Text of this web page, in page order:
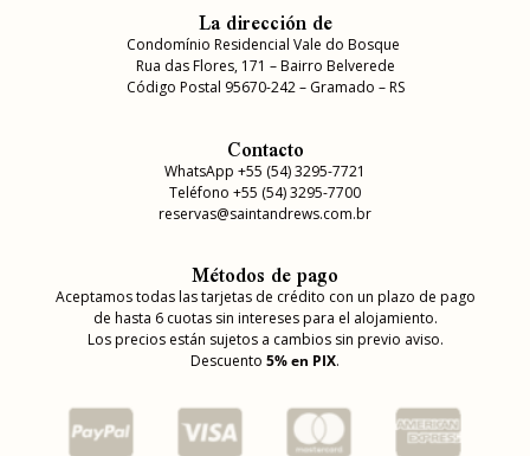
La dirección de
Condomínio Residencial Vale do Bosque
Rua das Flores, 171 – Bairro Belverede
Código Postal 95670-242 – Gramado – RS
Contacto
WhatsApp +55 (54) 3295-7721
Teléfono +55 (54) 3295-7700
reservas@saintandrews.com.br
Métodos de pago
Aceptamos todas las tarjetas de crédito con un plazo de pago
de hasta 6 cuotas sin intereses para el alojamiento.
Los precios están sujetos a cambios sin previo aviso.
Descuento 5% en PIX.